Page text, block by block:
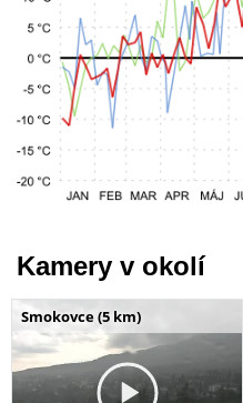
Kamery v okolí
Smokovce (5 km)